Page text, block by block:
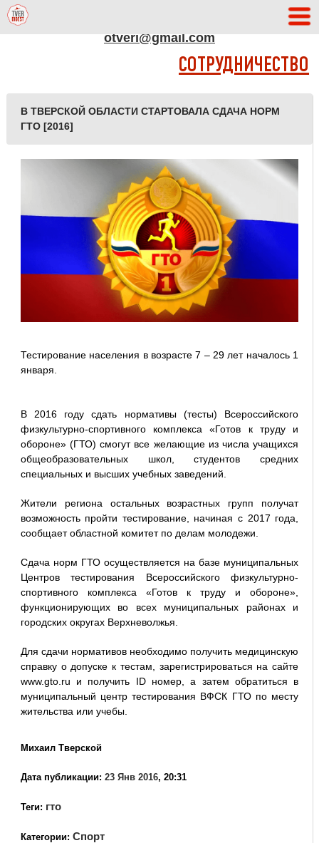
otveri@gmail.com
СОТРУДНИЧЕСТВО
В ТВЕРСКОЙ ОБЛАСТИ СТАРТОВАЛА СДАЧА НОРМ
ГТО [2016]
Тестирование населения в возрасте 7 – 29 лет началось 1
января.
В 2016 году сдать нормативы (тесты) Всероссийского
физкультурно-спортивного комплекса «Готов к труду и
обороне» (ГТО) смогут все желающие из числа учащихся
общеобразовательных школ, студентов средних
специальных и высших учебных заведений.
Жители региона остальных возрастных групп получат
возможность пройти тестирование, начиная с 2017 года,
сообщает областной комитет по делам молодежи.
Сдача норм ГТО осуществляется на базе муниципальных
Центров тестирования Всероссийского физкультурно-
спортивного комплекса «Готов к труду и обороне»,
функционирующих во всех муниципальных районах и
городских округах Верхневолжья.
Для сдачи нормативов необходимо получить медицинскую
справку о допуске к тестам, зарегистрироваться на сайте
www.gto.ru и получить ID номер, а затем обратиться в
муниципальный центр тестирования ВФСК ГТО по месту
жительства или учебы.
Михаил Тверской
Дата публикации: 23 Янв 2016, 20:31
Теги: гто
Категории: Спорт